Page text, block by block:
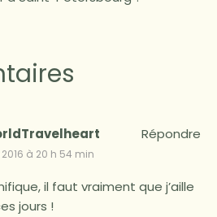
à 20 h 54 min
il faut vraiment que j’aille
jours !
Répondre